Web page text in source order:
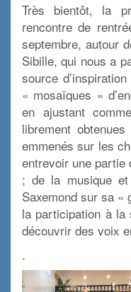
Très bientôt, la
rencontre de
septembre, autour
Sibille, qui nous a
source
« mosaïques »
en ajustant
librement
emmenés sur les
entrevoir une partie
; de la musique
Saxemond sur sa «
la participation à
découvrir des voix
.